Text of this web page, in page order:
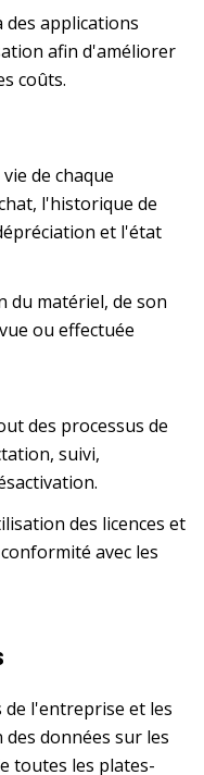
des applications
afin d'améliorer
coûts.
de chaque
l'historique de
et l'état
du matériel, de son
ou effectuée
des processus de
suivi,
des licences et
avec les
de l'entreprise et les
données sur les
toutes les plates-